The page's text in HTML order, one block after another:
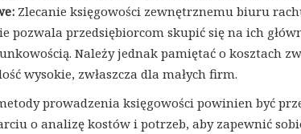
Zlecanie księgowości zewnętrznemu biuru
pozwala przedsiębiorcom skupić się na ich
Należy jednak pamiętać o kosztach
wysokie, zwłaszcza dla małych firm.
prowadzenia księgowości powinien być
o analizę kostów i potrzeb, aby zapewnić